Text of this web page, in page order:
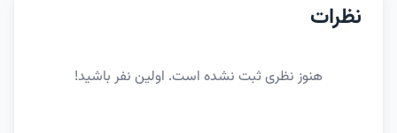
نظرات
هنوز نظری ثبت نشده است. اولین نفر باشید!